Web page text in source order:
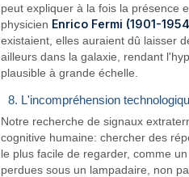
peut expliquer à la fois la présence
physicien Enrico Fermi (1901-
existaient, elles auraient dû laisser
ailleurs dans la galaxie, rendant
plausible à grande échelle.
8. L'incompréhension
Notre recherche de signaux
cognitive humaine: chercher des
le plus facile de regarder, comme
perdues sous un lampadaire, non